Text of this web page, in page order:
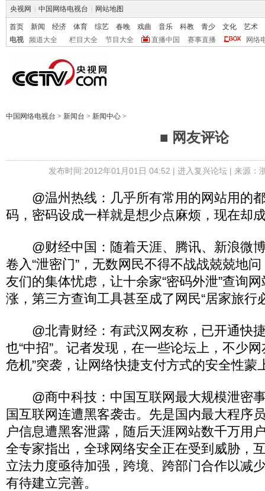
央视网 中国网络电视台 网站地图
首页 新闻 经济 体育 综艺 春晚 戏曲 音乐 科教 青少 文化
艺术
电视
频道大全 栏目大全 节目大全 直播中国 赛事直播 网络
中国网络电视台 > 新闻台 > 新闻中心 >
■ 网友评论
发布时间:2012年01月01日 04:52 | 进入复兴论坛| 来源：
@温州热线：几乎所有常用的网站用的
码，密码设成一样就是想少点麻烦，现在却
@财经中国：随着天涯、腾讯、新浪微
卷入“泄密门”，无数网民不得不战战兢兢地问
友们的集体忧虑，让十余家“密码外泄”查询
涨，第三方查询工具甚至成了网民“居家旅行
@北青财经：有武汉网友称，已开通快
也“中招”。记者发现，在一些论坛上，不少
危机”突袭，让网络快捷支付方式的安全性蒙
@商中科技：中国互联网最大规模泄密
国互联网连遭黑客袭击。先是国内最大程序
户信息遭黑客泄露，随后天涯网站数千万用
全专家指出，全球网络安全正在受到威胁，
立法力度亟待加强，跨境、跨部门合作以减
有待建立完善。